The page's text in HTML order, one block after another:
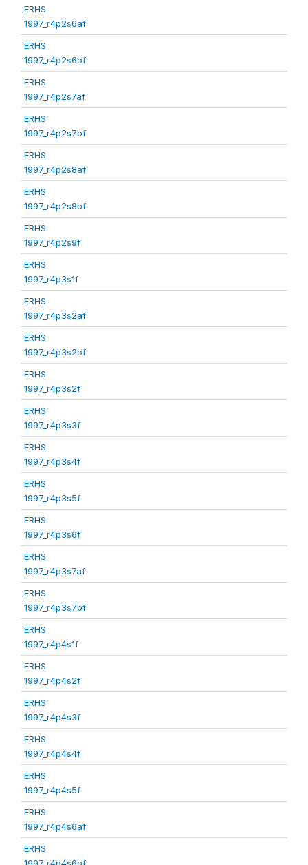
ERHS
1997_r4p2s6af
ERHS
1997_r4p2s6bf
ERHS
1997_r4p2s7af
ERHS
1997_r4p2s7bf
ERHS
1997_r4p2s8af
ERHS
1997_r4p2s8bf
ERHS
1997_r4p2s9f
ERHS
1997_r4p3s1f
ERHS
1997_r4p3s2af
ERHS
1997_r4p3s2bf
ERHS
1997_r4p3s2f
ERHS
1997_r4p3s3f
ERHS
1997_r4p3s4f
ERHS
1997_r4p3s5f
ERHS
1997_r4p3s6f
ERHS
1997_r4p3s7af
ERHS
1997_r4p3s7bf
ERHS
1997_r4p4s1f
ERHS
1997_r4p4s2f
ERHS
1997_r4p4s3f
ERHS
1997_r4p4s4f
ERHS
1997_r4p4s5f
ERHS
1997_r4p4s6af
ERHS
1997_r4p4s6bf